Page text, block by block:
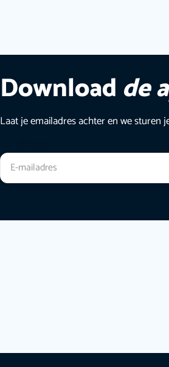
Download de
Laat je emailadres achter en we sturen